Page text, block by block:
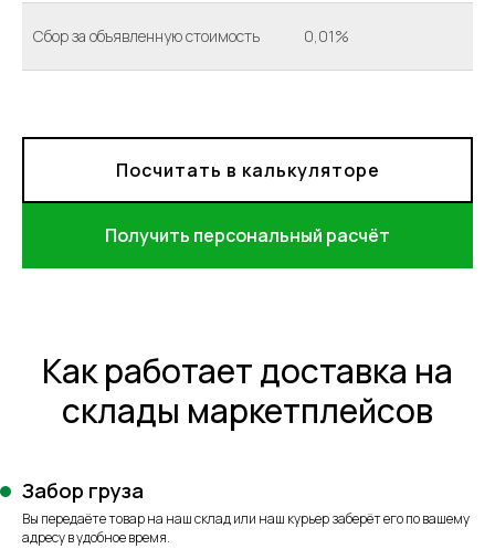
Сбор за объявленную стоимость 0,01%
Посчитать в калькуляторе
Получить персональный расчёт
Как работает доставка на
склады маркетплейсов
Забор груза
Вы передаёте товар на наш склад или наш курьер заберёт его по вашему
адресу в удобное время.